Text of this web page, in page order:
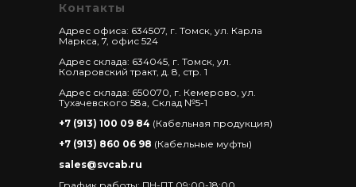
Адрес офиса: 634507, г. Томск, ул. Карла
Маркса, 7, офис 524
Адрес склада: 634045, г. Томск, ул.
Коларовский тракт, д. 8, стр. 1
Адрес склада: 650070, г. Кемерово, ул.
Тухачевского 58а, Склад №5-1
+7 (913) 100 09 84 (Кабельная продукция)
+7 (913) 860 06 98 (Кабельные муфты)
sales@svcab.ru
Контакты